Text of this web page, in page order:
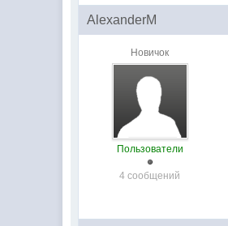
AlexanderM
Новичок
Пользователи
4 сообщений